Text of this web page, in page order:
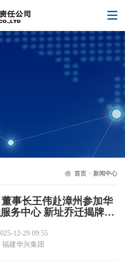
首页 > 新闻中心
事长王伟赴漳州参加华
务中心 新址乔迁揭牌仪
12-29 09:55
福建华兴集团